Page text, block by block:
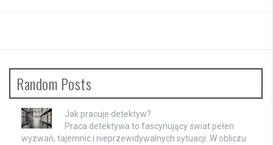
Random Posts
Jak pracuje detektyw?
Praca detektywa to fascynujący świat pełen
wyzwań, tajemnic i nieprzewidywalnych sytuacji. W obliczu